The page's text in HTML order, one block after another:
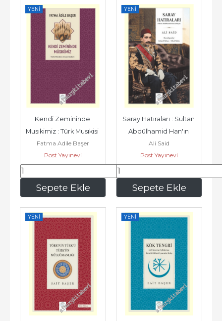
YENI
Sepete Ekle
Kendi Zemininde
Musıkimiz : Türk Musıkisi
Araştırmaları -
Fatma Adile Başer
Post Yayınevi
455,00
YENI
Sepete Ekle
Saray Hatıraları : Sultan
Abdülhamid Han'ın
Hayatı -
Ali Said
Post Yayınevi
140,00
YENI YENI